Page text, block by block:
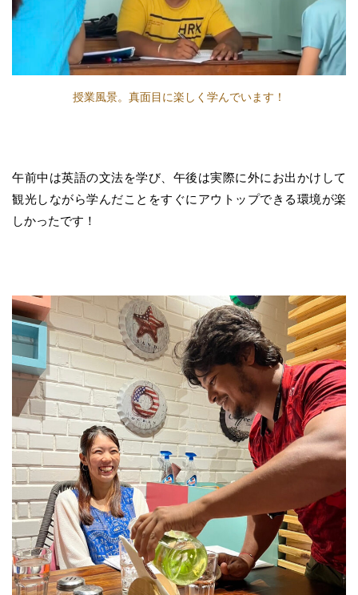
授業風景。真面目に楽しく学んでいます！
午前中は英語の文法を学び、午後は実際に外にお出かけして
観光しながら学んだことをすぐにアウトップできる環境が楽
しかったです！